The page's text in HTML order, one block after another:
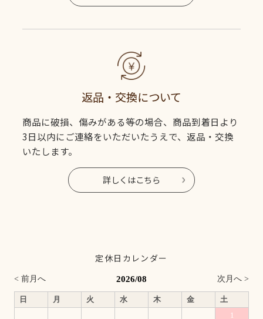
返品・交換について
商品に破損、傷みがある等の場合、商品到着日より
3日以内にご連絡をいただいたうえで、返品・交換
いたします。
詳しくはこちら
定休日カレンダー
< 前月へ 2026/08 次月へ >
日 月 火 水 木 金
土
1